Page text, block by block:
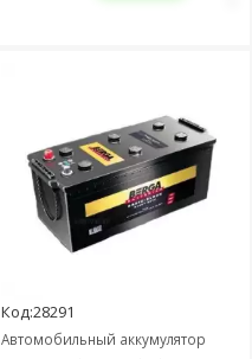
Код:28291
Автомобильный аккумулятор